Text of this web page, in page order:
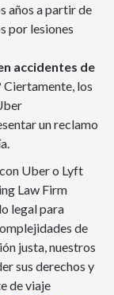
años a partir de
por lesiones
accidentes de
Ciertamente, los
un reclamo
Uber o Lyft
Law Firm
legal para
de
justa, nuestros
sus derechos y
de viaje